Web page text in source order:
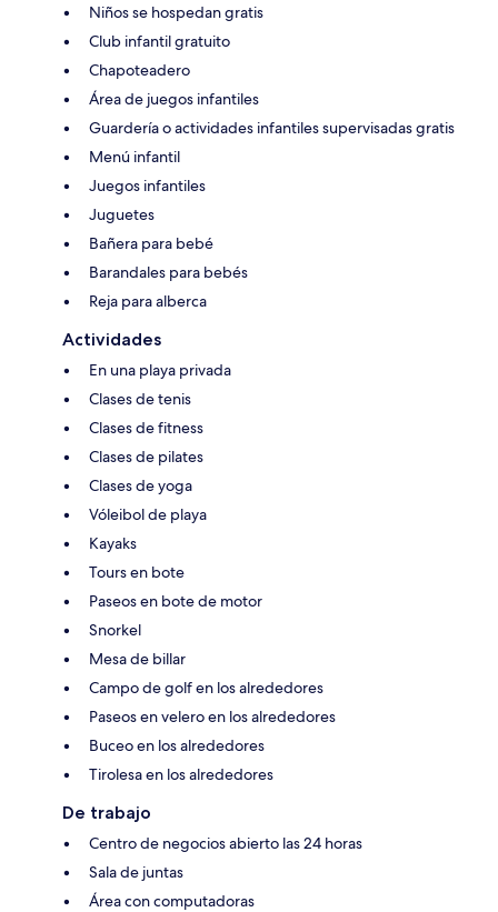
Niños se hospedan gratis
Club infantil gratuito
Chapoteadero
Área de juegos infantiles
Guardería o actividades infantiles supervisadas gratis
Menú infantil
Juegos infantiles
Juguetes
Bañera para bebé
Barandales para bebés
Reja para alberca
Actividades
En una playa privada
Clases de tenis
Clases de fitness
Clases de pilates
Clases de yoga
Vóleibol de playa
Kayaks
Tours en bote
Paseos en bote de motor
Snorkel
Mesa de billar
Campo de golf en los alrededores
Paseos en velero en los alrededores
Buceo en los alrededores
Tirolesa en los alrededores
De trabajo
Centro de negocios abierto las 24 horas
Sala de juntas
Área con computadoras